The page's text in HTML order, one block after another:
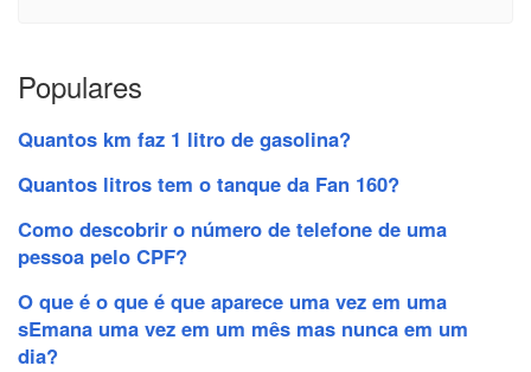
Populares
Quantos km faz 1 litro de gasolina?
Quantos litros tem o tanque da Fan 160?
Como descobrir o número de telefone de uma
pessoa pelo CPF?
O que é o que é que aparece uma vez em uma
sEmana uma vez em um mês mas nunca em um
dia?